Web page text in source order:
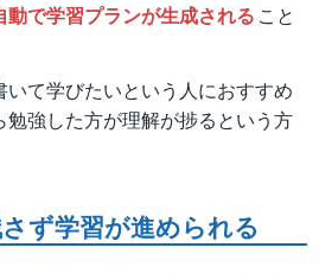
で学習プランが生成される こと
て学びたいという人におすすめ
勉強した方が理解が捗るという方
ず学習が進められる